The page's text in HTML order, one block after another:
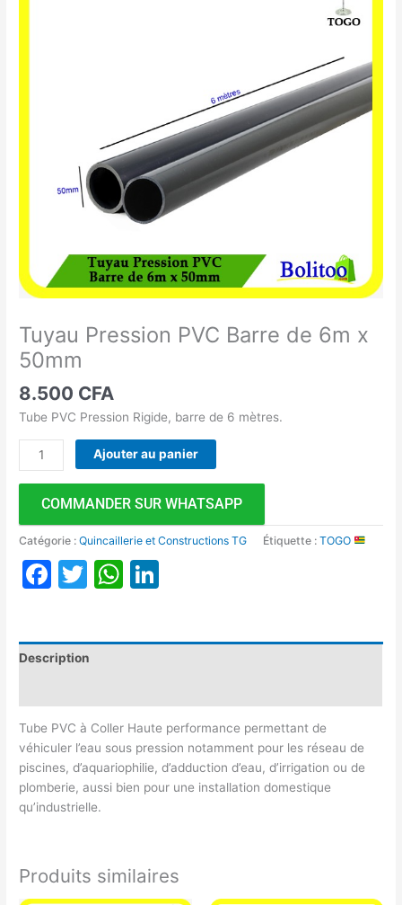
Tuyau Pression PVC Barre de 6m x
50mm
8.500 CFA
Tube PVC Pression Rigide, barre de 6 mètres.
Ajouter au panier
COMMANDER SUR WHATSAPP
Catégorie :Quincaillerie et Constructions TG Étiquette :TOGO
Facebook
TwitterWhatsApp
Description
Tube PVC à Coller Haute performance permettant de
véhiculer l’eau sous pression notamment pour les réseau de
piscines, d’aquariophilie, d’adduction d’eau, d’irrigation ou de
plomberie, aussi bien pour une installation domestique
qu’industrielle.
Produits similaires